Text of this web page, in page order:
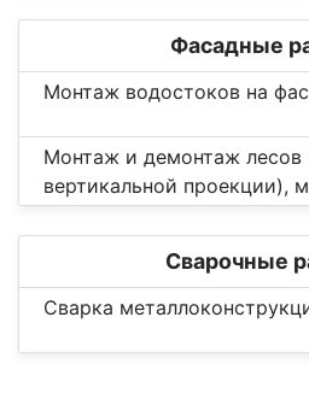
Фасадные
Монтаж водостоков на
Монтаж и демонтаж лесов
вертикальной проекции),
Сварочные
Сварка